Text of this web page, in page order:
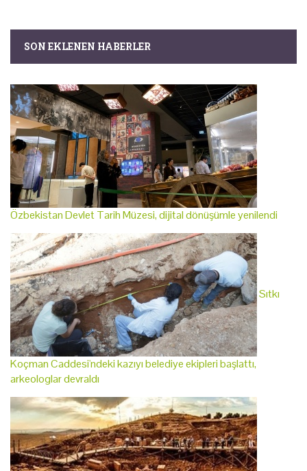
SON EKLENEN HABERLER
Özbekistan Devlet Tarih Müzesi, dijital dönüşümle yenilendi
Sıtkı
Koçman Caddesi'ndeki kazıyı belediye ekipleri başlattı,
arkeologlar devraldı